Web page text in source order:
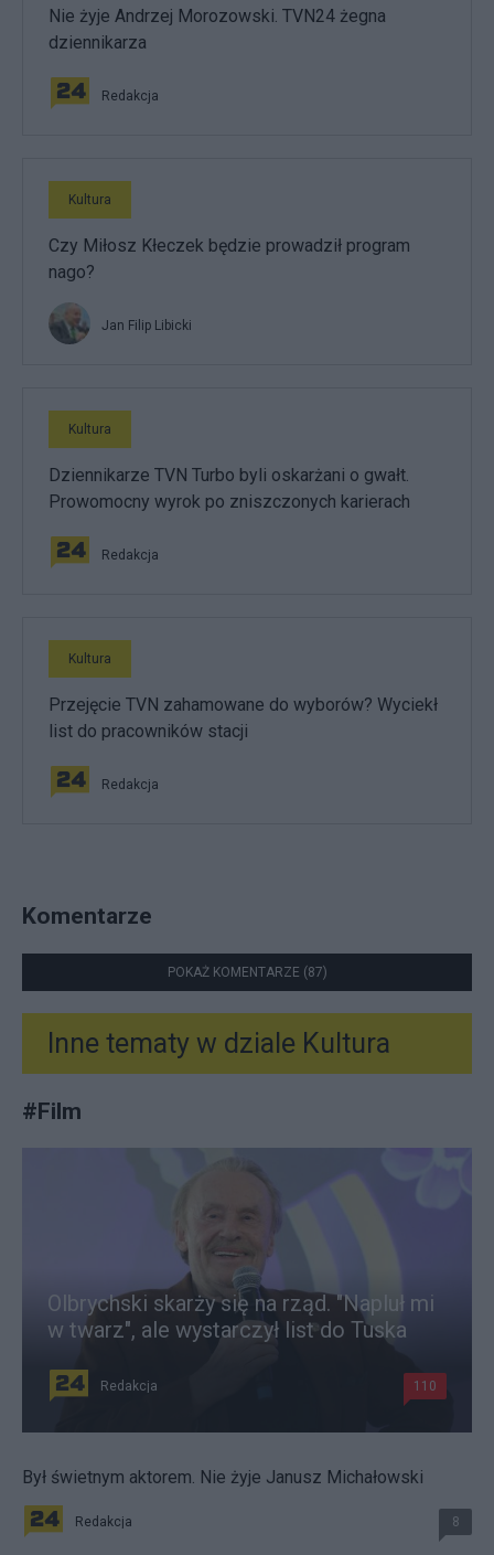
Nie żyje Andrzej Morozowski. TVN24 żegna
dziennikarza
Redakcja
Kultura
Czy Miłosz Kłeczek będzie prowadził program
nago?
Jan Filip Libicki
Kultura
Dziennikarze TVN Turbo byli oskarżani o gwałt.
Prowomocny wyrok po zniszczonych karierach
Redakcja
Kultura
Przejęcie TVN zahamowane do wyborów? Wyciekł
list do pracowników stacji
Redakcja
Komentarze
POKAŻ KOMENTARZE (87)
Inne tematy w dziale Kultura
#Film
Olbrychski skarży się na rząd. "Napluł mi
w twarz", ale wystarczył list do Tuska
Redakcja 110
Był świetnym aktorem. Nie żyje Janusz Michałowski
Redakcja 8